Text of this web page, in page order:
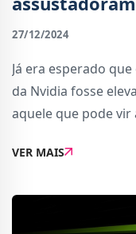
27/12/2024
Já era esperado
da Nvidia fosse
aquele que pode
cardíaco para quem
VER MAIS